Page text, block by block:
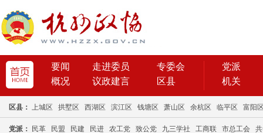
要闻 走进委员
专委会
概况
议政建言 区县
党派
机关
区县： 上城区 拱墅区 西湖区 滨江区 钱塘区 萧山区 余杭区 临平区 富阳
党派： 民革 民盟 民建 民进 农工党 致公党 九三学社 工商联 市总工会